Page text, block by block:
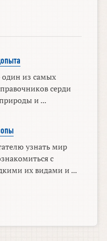
один из самых
серди
и ...
узнать мир
с
их видами и ...